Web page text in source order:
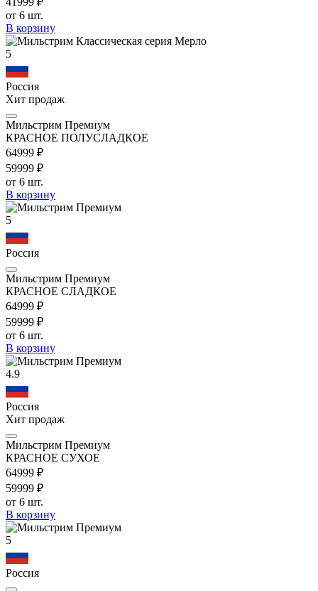
от 6 шт.
В корзину
5
Россия
Хит продаж
Мильстрим Премиум
КРАСНОЕ ПОЛУСЛАДКОЕ
64999 ₽
59999 ₽
от 6 шт.
В корзину
5
Россия
Мильстрим Премиум
КРАСНОЕ СЛАДКОЕ
64999 ₽
59999 ₽
от 6 шт.
В корзину
4.9
Россия
Хит продаж
Мильстрим Премиум
КРАСНОЕ СУХОЕ
64999 ₽
59999 ₽
от 6 шт.
В корзину
5
Россия